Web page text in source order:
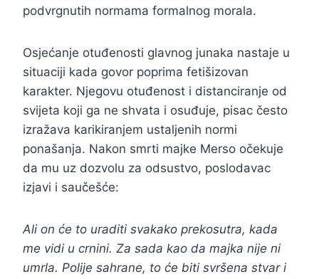
podvrgnutih normama formalnog morala.
Osjećanje otuđenosti glavnog junaka nastaje u
situaciji kada govor poprima fetišizovan
karakter. Njegovu otuđenost i distanciranje od
svijeta koji ga ne shvata i osuđuje, pisac često
izražava karikiranjem ustaljenih normi
ponašanja. Nakon smrti majke Merso očekuje
da mu uz dozvolu za odsustvo, poslodavac
izjavi i saučešće:
Ali on će to uraditi svakako prekosutra, kada
me vidi u crnini. Za sada kao da majka nije ni
umrla. Polije sahrane, to će biti svršena stvar i